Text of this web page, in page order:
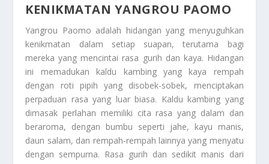
KENIKMATAN YANGROU PAOMO
Yangrou Paomo adalah hidangan yang menyuguhkan
kenikmatan dalam setiap suapan, terutama bagi
mereka yang mencintai rasa gurih dan kaya. Hidangan
ini memadukan kaldu kambing yang kaya rempah
dengan roti pipih yang disobek-sobek, menciptakan
perpaduan rasa yang luar biasa. Kaldu kambing yang
dimasak perlahan memiliki cita rasa yang dalam dan
beraroma, dengan bumbu seperti jahe, kayu manis,
daun salam, dan rempah-rempah lainnya yang menyatu
dengan sempurna. Rasa gurih dan sedikit manis dari